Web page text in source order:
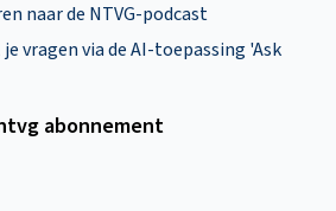
naar de NTVG-podcast
vragen via de AI-toepassing 'Ask
abonnement